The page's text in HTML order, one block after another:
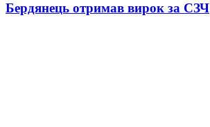
Бердянець отримав вирок за СЗЧ